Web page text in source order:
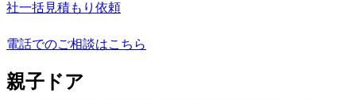
社一括見積もり依頼
電話でのご相談はこちら
親子ドア